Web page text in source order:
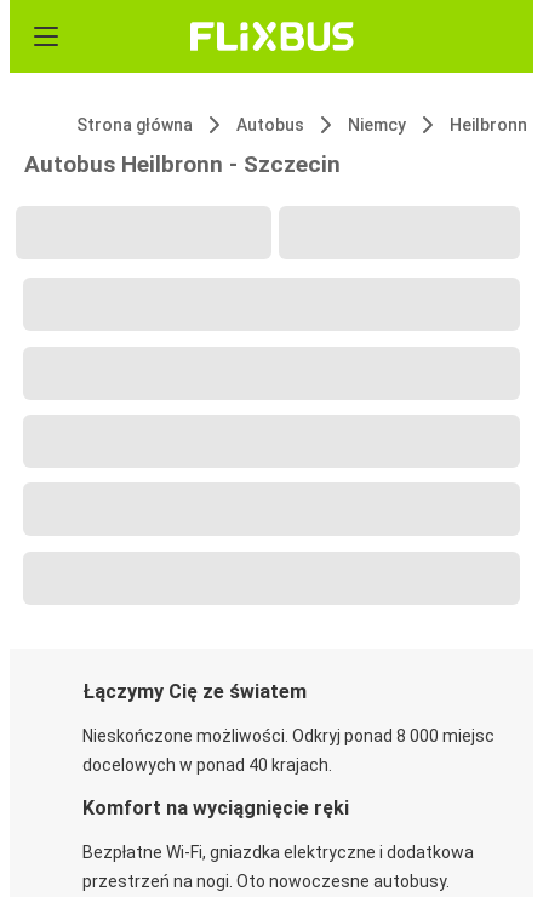
Strona główna Autobus Niemcy Heilbronn
Autobus Heilbronn - Szczecin
Łączymy Cię ze światem
Nieskończone możliwości. Odkryj ponad 8 000 miejsc
docelowych w ponad 40 krajach.
Komfort na wyciągnięcie ręki
Bezpłatne Wi-Fi, gniazdka elektryczne i dodatkowa
przestrzeń na nogi. Oto nowoczesne autobusy.